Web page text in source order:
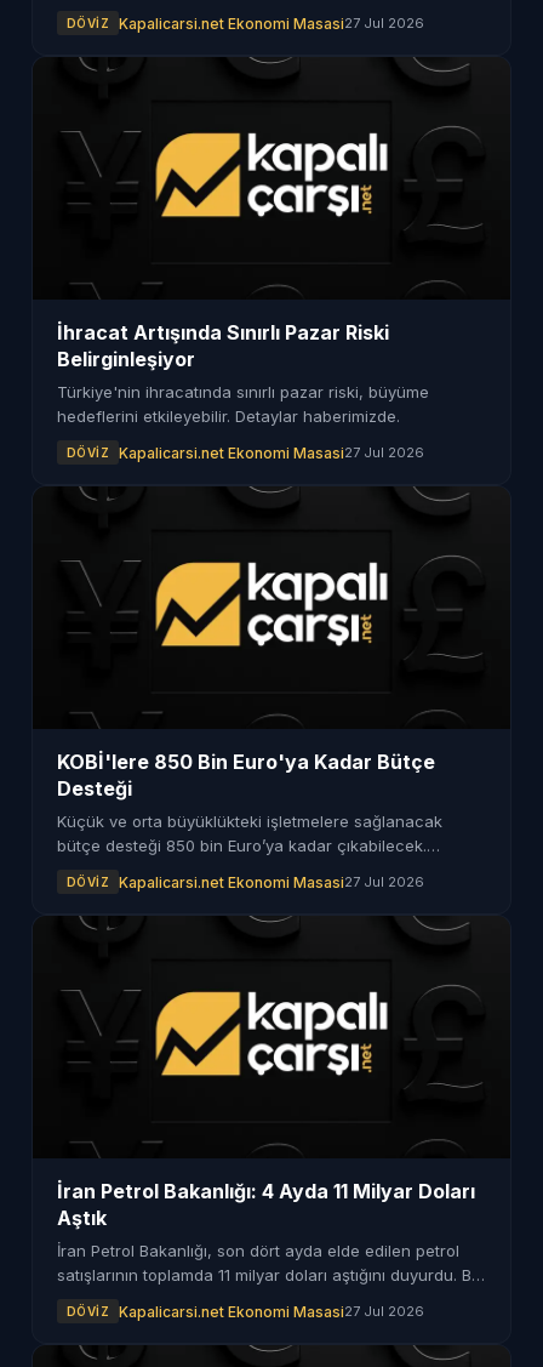
DÖVIZ Kapalicarsi.net Ekonomi Masasi27 Jul 2026
İhracat Artışında Sınırlı Pazar Riski
Belirginleşiyor
Türkiye'nin ihracatında sınırlı pazar riski, büyüme
hedeflerini etkileyebilir. Detaylar haberimizde.
DÖVIZ Kapalicarsi.net Ekonomi Masasi27 Jul 2026
KOBİ'lere 850 Bin Euro'ya Kadar Bütçe
Desteği
Küçük ve orta büyüklükteki işletmelere sağlanacak
bütçe desteği 850 bin Euro’ya kadar çıkabilecek.
DÖVIZ Kapalicarsi.net Ekonomi Masasi27 Jul 2026
İran Petrol Bakanlığı: 4 Ayda 11 Milyar Doları
Aştık
İran Petrol Bakanlığı, son dört ayda elde edilen petrol
satışlarının toplamda 11 milyar doları aştığını duyurdu. Bu
olarak değerlendiriliyor.
DÖVIZ Kapalicarsi.net Ekonomi Masasi27 Jul 2026